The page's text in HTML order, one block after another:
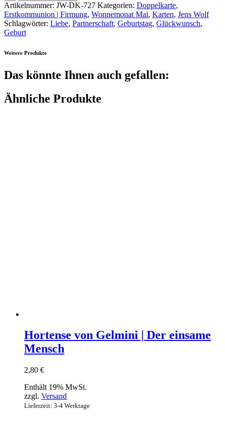
Artikelnummer: JW-DK-727 Kategorien: Doppelkarte,
Erstkommunion | Firmung, Wonnemonat Mai, Karten, Jens Wolf
Schlagwörter: Liebe, Partnerschaft, Geburtstag, Glückwunsch,
Geburt
Weitere Produkte
Das könnte Ihnen auch gefallen:
Ähnliche Produkte
Hortense von Gelmini | Der einsame
Mensch
2,80 €
Enthält 19% MwSt.
zzgl. Versand
Lieferzeit: 3-4 Werktage